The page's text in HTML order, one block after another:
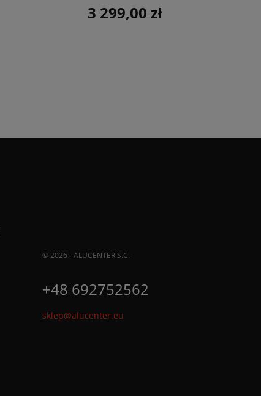
Cena
3 299,00 zł
© 2026 - ALUCENTER S.C.
+48 692752562
sklep@alucenter.eu